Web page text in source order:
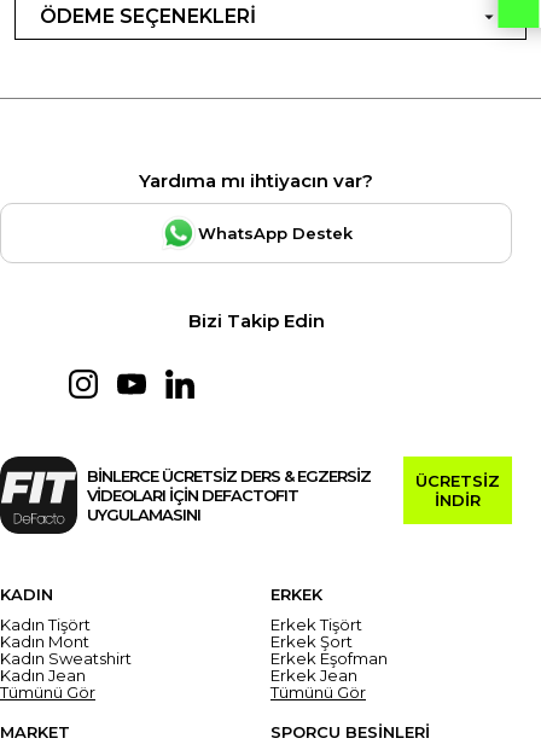
ÖDEME SEÇENEKLERİ
Yardıma mı ihtiyacın var?
WhatsApp Destek
Bizi Takip Edin
BİNLERCE ÜCRETSİZ DERS & EGZERSİZ
VİDEOLARI İÇİN DEFACTOFIT
UYGULAMASINI
ÜCRETSİZ
İNDİR
KADIN
Kadın Tişört
Kadın Mont
Kadın Sweatshirt
Kadın Jean
Tümünü Gör
ERKEK
Erkek Tişört
Erkek Şort
Erkek Eşofman
Erkek Jean
Tümünü Gör
MARKET
SPORCU BESİNLERİ